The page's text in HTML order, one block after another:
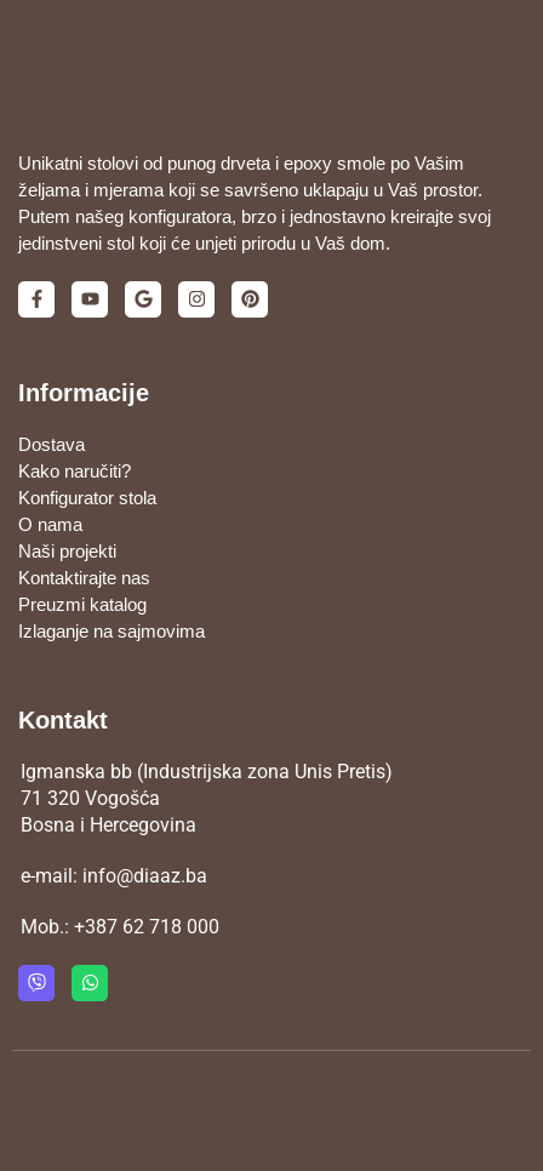
Unikatni stolovi od punog drveta i epoxy smole po Vašim
željama i mjerama koji se savršeno uklapaju u Vaš prostor.
Putem našeg konfiguratora, brzo i jednostavno kreirajte svoj
jedinstveni stol koji će unjeti prirodu u Vaš dom.
Informacije
Dostava
Kako naručiti?
Konfigurator stola
O nama
Naši projekti
Kontaktirajte nas
Preuzmi katalog
Izlaganje na sajmovima
Kontakt
Igmanska bb (Industrijska zona Unis Pretis)
71 320 Vogošća
Bosna i Hercegovina
e-mail: info@diaaz.ba
Mob.: +387 62 718 000